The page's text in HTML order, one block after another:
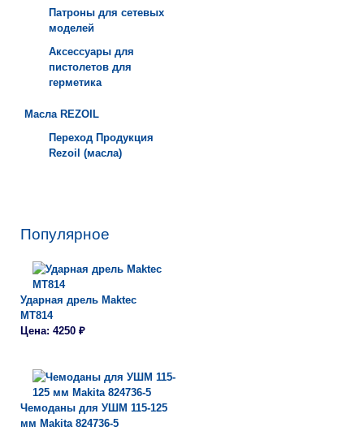
Патроны для сетевых
моделей
Аксессуары для
пистолетов для
герметика
Масла REZOIL
Переход Продукция
Rezoil (масла)
Популярное
Ударная дрель Maktec
MT814
Цена: 4250 ₽
Чемоданы для УШМ 115-125
мм Makita 824736-5